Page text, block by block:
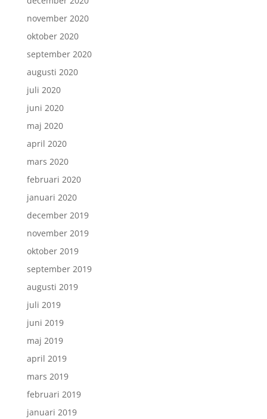
november 2020
oktober 2020
september 2020
augusti 2020
juli 2020
juni 2020
maj 2020
april 2020
mars 2020
februari 2020
januari 2020
december 2019
november 2019
oktober 2019
september 2019
augusti 2019
juli 2019
juni 2019
maj 2019
april 2019
mars 2019
februari 2019
januari 2019